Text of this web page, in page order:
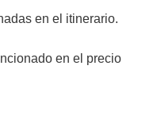
en el itinerario.
en el precio